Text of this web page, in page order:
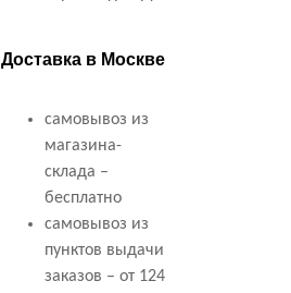
Доставка в Москве
самовывоз из
магазина-
склада –
бесплатно
самовывоз из
пунктов выдачи
заказов – от 124